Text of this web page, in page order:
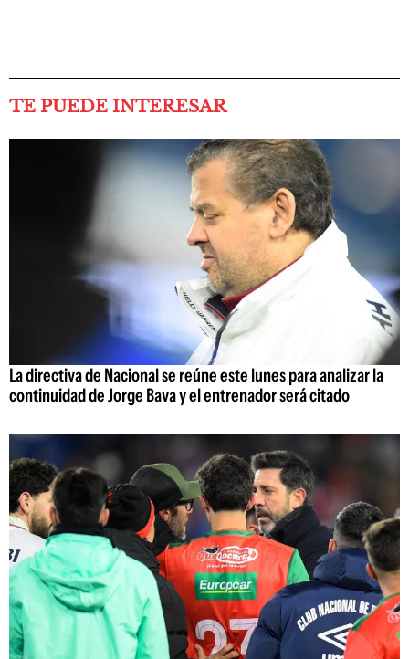
TE PUEDE INTERESAR
La directiva de Nacional se reúne este lunes para analizar la
continuidad de Jorge Bava y el entrenador será citado